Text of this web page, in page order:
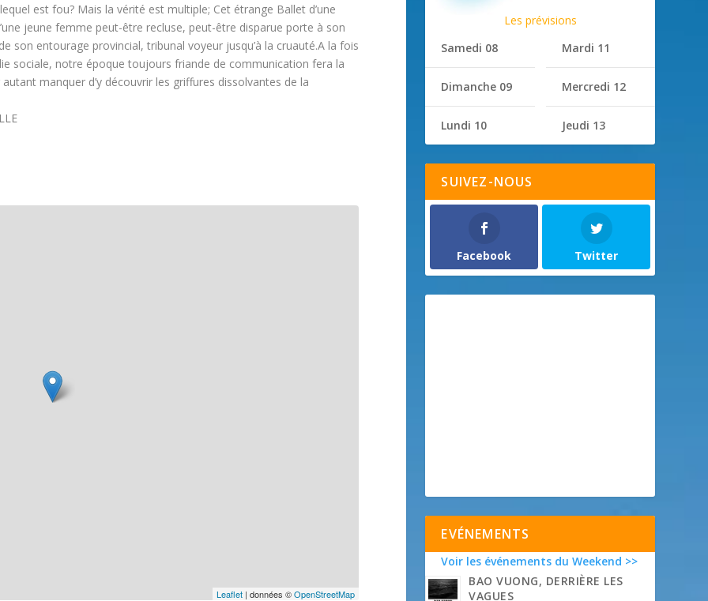
est fou? Mais la vérité est multiple; Cet étrange Ballet d’une
jeune femme peut-être recluse, peut-être disparue porte à son
son entourage provincial, tribunal voyeur jusqu’à la cruauté.A la fois
sociale, notre époque toujours friande de communication fera la
manquer d’y découvrir les griffures dissolvantes de la
Leaflet | données ©OpenStreetMap
Les prévisions
Samedi 08
Dimanche 09
Lundi 10
Mardi 11
Mercredi 12
Jeudi 13
SUIVEZ-NOUS
Facebook Twitter
EVÉNEMENTS
Voir les événements du Weekend >>
BAO VUONG, DERRIÈRE LES
VAGUES